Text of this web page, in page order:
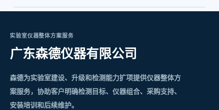
实验室仪器整体方案服务
广东森德仪器有限公司
森德为实验室建设、升级和检测能力扩项提供仪器整体方
案服务，协助客户明确检测目标、仪器组合、采购支持、
安装培训和后续维护。